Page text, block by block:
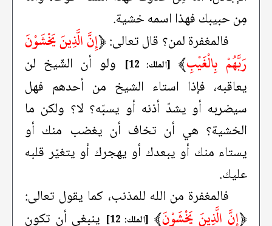
مِن حبيبك فهذا اسمه خشية.
فالمغفرة لمن؟ قال تعالى:﴿إِنَّ الَّذِينَ يَخْشَوْنَ
رَبَّهُمْ بِالْغَيْبِ﴾ [الملك: 12]
ولو أن الشّيخ لن
يعاقبه، فإذا استاء الشيخ من أحدهم فهل
سيضربه أو يشدّ أذنه أو يسبّه؟ لا؟ ولكن ما
الخشية؟ هي أن تخاف أن يغضب منك أو
يستاء منك أو يبعدك أو يهجرك أو يتغيّر قلبه
عليك.
فالمغفرة من الله للمذنب، كما يقول تعالى:
﴿إِنَّ الَّذِينَ يَخْشَوْنَ﴾ [الملك: 12]
ينبغي أن تكون